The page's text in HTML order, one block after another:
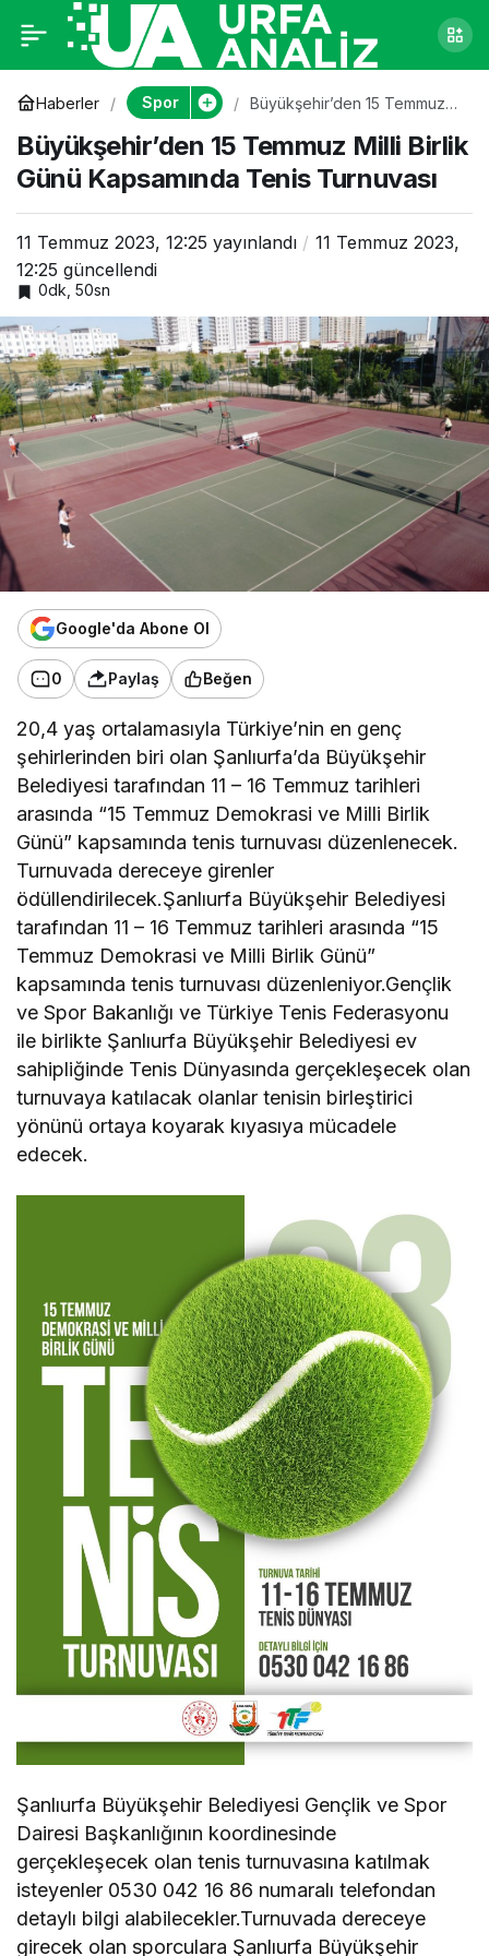
Haberler Spor
Büyükşehir’den 15 Temmuz
Tenis Turnuvası
Büyükşehir’den 15 Temmuz Milli Birlik
Günü Kapsamında Tenis Turnuvası
11 Temmuz 2023, 12:25 yayınlandı
11 Temmuz 2023,
12:25 güncellendi
0dk, 50sn
Google'da Abone Ol
0 Paylaş Beğen
20,4 yaş ortalamasıyla Türkiye’nin en genç
şehirlerinden biri olan Şanlıurfa’da Büyükşehir
Belediyesi tarafından 11 – 16 Temmuz tarihleri
arasında “15 Temmuz Demokrasi ve Milli Birlik
Günü” kapsamında tenis turnuvası düzenlenecek.
Turnuvada dereceye girenler
ödüllendirilecek.Şanlıurfa Büyükşehir Belediyesi
tarafından 11 – 16 Temmuz tarihleri arasında “15
Temmuz Demokrasi ve Milli Birlik Günü”
kapsamında tenis turnuvası düzenleniyor.Gençlik
ve Spor Bakanlığı ve Türkiye Tenis Federasyonu
ile birlikte Şanlıurfa Büyükşehir Belediyesi ev
sahipliğinde Tenis Dünyasında gerçekleşecek olan
turnuvaya katılacak olanlar tenisin birleştirici
yönünü ortaya koyarak kıyasıya mücadele
edecek.
Şanlıurfa Büyükşehir Belediyesi Gençlik ve Spor
Dairesi Başkanlığının koordinesinde
gerçekleşecek olan tenis turnuvasına katılmak
isteyenler 0530 042 16 86 numaralı telefondan
detaylı bilgi alabilecekler.Turnuvada dereceye
girecek olan sporculara Şanlıurfa Büyükşehir
Büyükşehir’den 15
Temmuz Milli Birlik
Günü Kapsamında
Tenis Turnuvası
0